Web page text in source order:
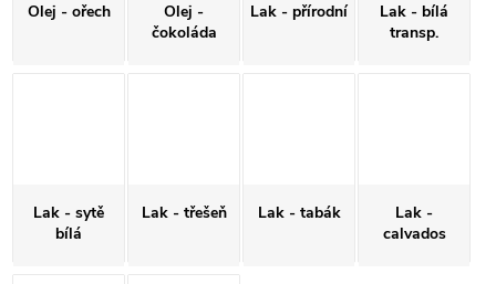
Olej - ořech
Olej -
čokoláda
Lak - přírodní
Lak - bílá
transp.
Lak - sytě
bílá
Lak - třešeň Lak - tabák
Lak -
calvados